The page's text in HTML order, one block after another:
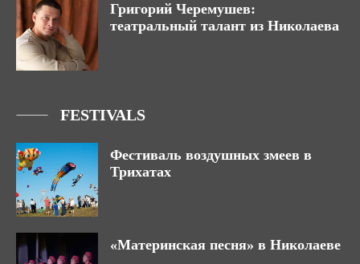
Григорий Черемушев:
театральный талант из Николаева
FESTIVALS
Фестиваль воздушных змеев в
Трихатах
«Материнская песня» в Николаеве